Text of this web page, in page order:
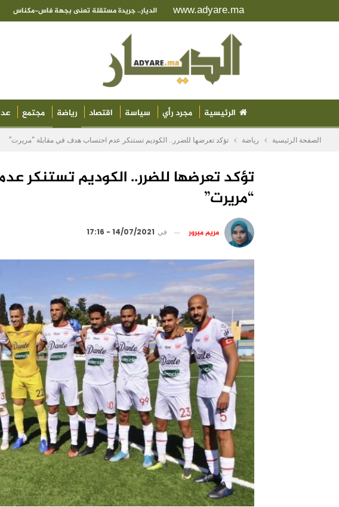
www.adyare.ma الديار.. جريدة مستقلة تعنى بجهة فاس-مكناس
الرئيسية مجرد رأي سياسة اقتصاد رياضة مجتمع
الصفحة الرئيسية رياضة تؤكد تعرضها للضرر.. الكوديم تستنكر عدم احتساب هدف في مقابلة “مريرت”
تؤكد تعرضها للضرر.. الكوديم تستنكر
“مريرت”
مريم مبرور في 14/07/2021 - 17:16